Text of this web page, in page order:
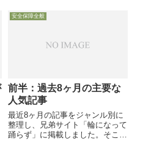
「誤解や誤算のリスクを低減する
ため」だと訓練の必要性を強調
安全保障全般
前半：過去8ヶ月の主要な
人気記事
最近8ヶ月の記事をジャンル別に
整理し、兄弟サイト「輪になって
踊らず」に掲載しました。そこで